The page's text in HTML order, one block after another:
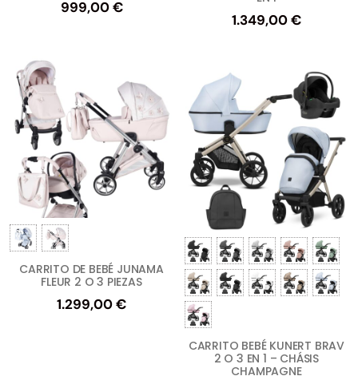
999,00€
1.349,00€
CARRITO DE BEBÉ JUNAMA
FLEUR 2 O 3 PIEZAS
1.299,00€
CARRITO BEBÉ KUNERT BRAV
2 O 3 EN 1 – CHÁSIS
CHAMPAGNE